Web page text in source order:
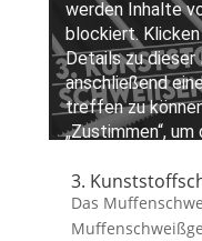
3.
Das